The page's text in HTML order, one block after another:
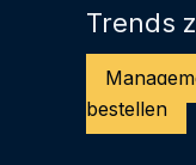
Trends
bestellen